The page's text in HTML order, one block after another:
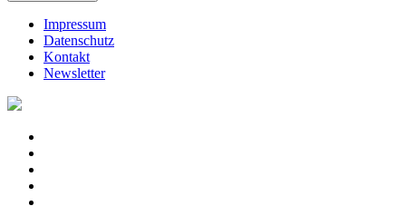
Impressum
Datenschutz
Kontakt
Newsletter